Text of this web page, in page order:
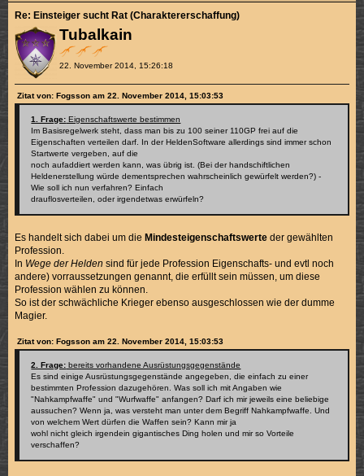
Tubalkain
22. November 2014, 15:26:18
Re: Einsteiger sucht Rat (Charaktererschaffung)
Zitat von: Fogsson am 22. November 2014, 15:03:53
1. Frage: Eigenschaftswerte bestimmen
Im Basisregelwerk steht, dass man bis zu 100 seiner 110GP frei auf die
Eigenschaften verteilen darf. In der HeldenSoftware allerdings sind immer schon
Startwerte vergeben, auf die
noch aufaddiert werden kann, was übrig ist. (Bei der handschiftlichen
Heldenerstellung würde dementsprechen wahrscheinlich gewürfelt werden?) -
Wie soll ich nun verfahren? Einfach
drauflosverteilen, oder irgendetwas erwürfeln?
Es handelt sich dabei um dieMindesteigenschaftswerte der gewählten
Profession.
In Wege der Helden sind für jede Profession Eigenschafts- und evtl noch
andere) vorraussetzungen genannt, die erfüllt sein müssen, um diese
Profession wählen zu können.
So ist der schwächliche Krieger ebenso ausgeschlossen wie der dumme
Magier.
Zitat von: Fogsson am 22. November 2014, 15:03:53
2. Frage: bereits vorhandene Ausrüstungsgegenstände
Es sind einige Ausrüstungsgegenstände angegeben, die einfach zu einer
bestimmten Profession dazugehören. Was soll ich mit Angaben wie
"Nahkampfwaffe" und "Wurfwaffe" anfangen? Darf ich mir jeweils eine beliebige
aussuchen? Wenn ja, was versteht man unter dem Begriff Nahkampfwaffe. Und
von welchem Wert dürfen die Waffen sein? Kann mir ja
wohl nicht gleich irgendein gigantisches Ding holen und mir so Vorteile
verschaffen?